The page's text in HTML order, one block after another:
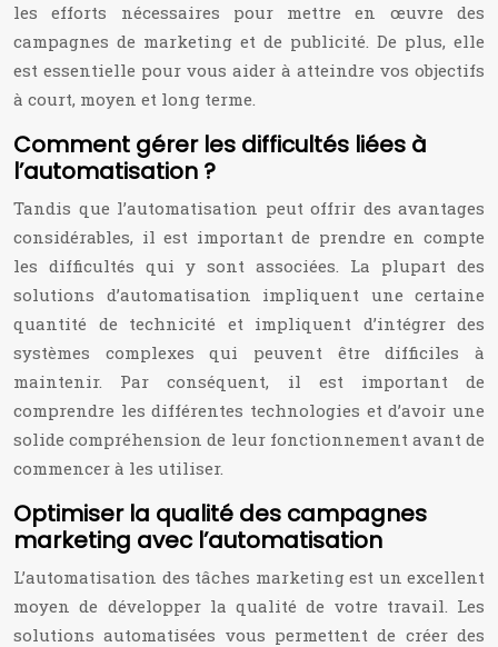
les efforts nécessaires pour mettre en œuvre des
campagnes de marketing et de publicité. De plus, elle
est essentielle pour vous aider à atteindre vos objectifs
à court, moyen et long terme.
Comment gérer les difficultés liées à
l’automatisation ?
Tandis que l’automatisation peut offrir des avantages
considérables, il est important de prendre en compte
les difficultés qui y sont associées. La plupart des
solutions d’automatisation impliquent une certaine
quantité de technicité et impliquent d’intégrer des
systèmes complexes qui peuvent être difficiles à
maintenir. Par conséquent, il est important de
comprendre les différentes technologies et d’avoir une
solide compréhension de leur fonctionnement avant de
commencer à les utiliser.
Optimiser la qualité des campagnes
marketing avec l’automatisation
L’automatisation des tâches marketing est un excellent
moyen de développer la qualité de votre travail. Les
solutions automatisées vous permettent de créer des